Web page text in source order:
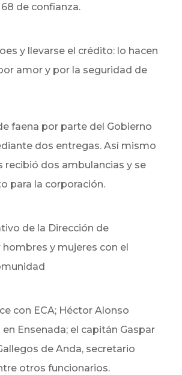
de confianza.
y llevarse el crédito: lo hacen
amor y por la seguridad de
faena por parte del Gobierno
dos entregas. Así mismo
recibió dos ambulancias y se
para la corporación.
de la Dirección de
y mujeres con el
con ECA; Héctor Alonso
Ensenada; el capitán Gaspar
de Anda, secretario
otros funcionarios.